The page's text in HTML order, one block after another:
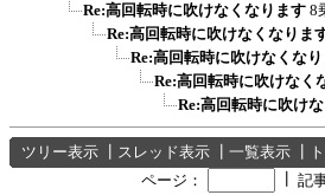
Re:高回転時に吹けなくなります 8
Re:高回転時に吹けなくなりま
Re:高回転時に吹けなくな
Re:高回転時に吹けなく
Re:高回転時に吹け
ツリー表示 スレッド表示 一覧表示
ページ：
記